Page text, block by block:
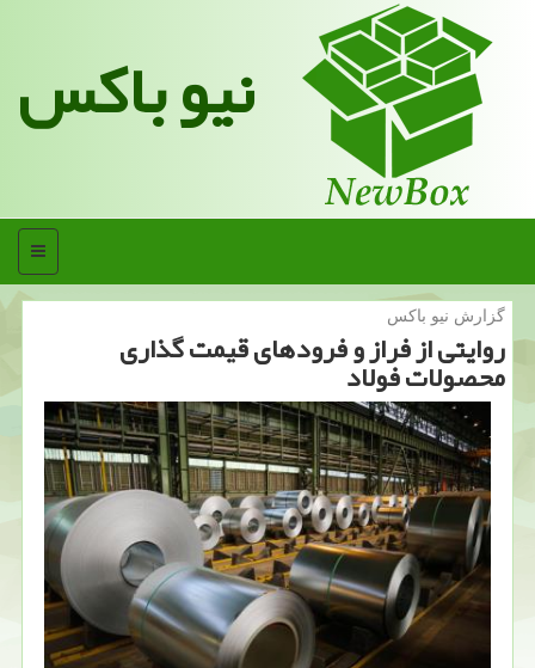
نیو باکس
منو
گزارش نیو باكس
روایتی از فراز و فرودهای قیمت گذاری
محصولات فولاد